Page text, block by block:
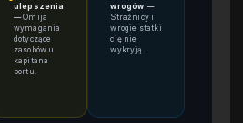
ulepszenia
—Omija
wymagania
dotyczące
zasobów u
kapitana
portu.
wrogów —
Strażnicy i
wrogie statki
cię nie
wykryją.